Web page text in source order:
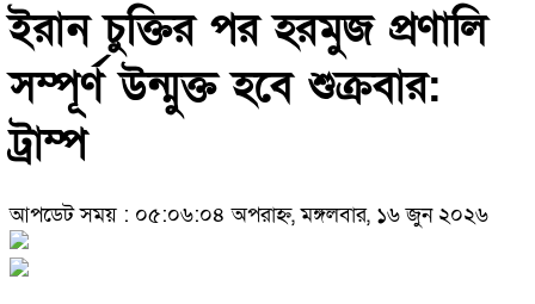
ইরান চুক্তির পর হরমুজ প্রণালি
সম্পূর্ণ উন্মুক্ত হবে শুক্রবার:
ট্রাম্প
আপডেট সময় : ০৫:০৬:০৪ অপরাহ্ন, মঙ্গলবার, ১৬ জুন ২০২৬